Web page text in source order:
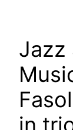
Jazz
in